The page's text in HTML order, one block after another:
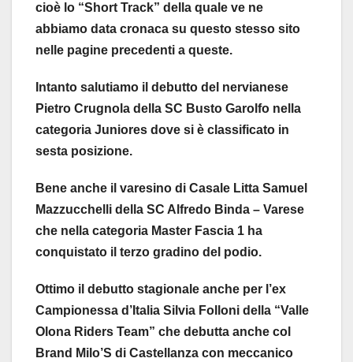
cioè lo “Short Track” della quale ve ne
abbiamo data cronaca su questo stesso sito
nelle pagine precedenti a queste.
Intanto salutiamo il debutto del nervianese
Pietro Crugnola della SC Busto Garolfo nella
categoria Juniores dove si è classificato in
sesta posizione.
Bene anche il varesino di Casale Litta Samuel
Mazzucchelli della SC Alfredo Binda – Varese
che nella categoria Master Fascia 1 ha
conquistato il terzo gradino del podio.
Ottimo il debutto stagionale anche per l’ex
Campionessa d’Italia Silvia Folloni della “Valle
Olona Riders Team” che debutta anche col
Brand Milo’S di Castellanza con meccanico